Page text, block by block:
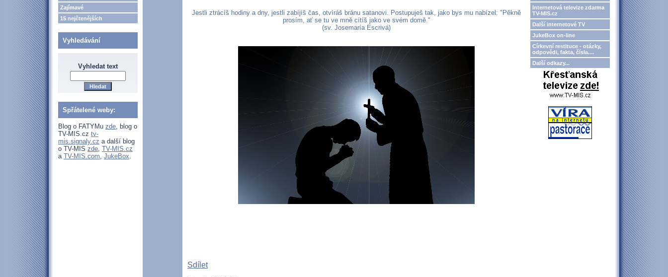
Zajímavé
15 nejčtenějších
Vyhledávání
Vyhledat text
Spřátelené weby:
Blog o FATYMu zde, blog o
TV-MIS.cz tv-
mis.signaly.cz a další blog
o TV-MIS zde, TV-MIS.cz
a TV-MIS.com, JukeBox.
Jestli ztrácíš hodiny a dny, jestli zabíjíš čas, otvíráš bránu satanovi. Postupuješ tak, jako bys mu nabízel: "Pěkně
prosím, ať se tu ve mně cítíš jako ve svém domě."
(sv. Josemaría Escrivá)
Sdílet
Internetová televize zdarma
TV-MIS.cz
Další internetové TV
JukeBox on-line
Církevní restituce - otázky,
odpovědi, fakta, čísla....
Další odkazy...